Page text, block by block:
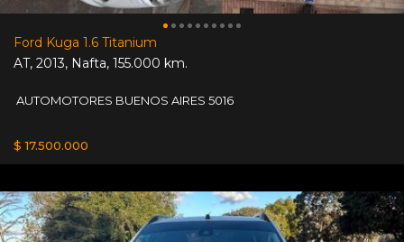
Ford Kuga 1.6 Titanium
AT, 2013, Nafta, 155.000 km.
AUTOMOTORES BUENOS AIRES 5016
$ 17.500.000